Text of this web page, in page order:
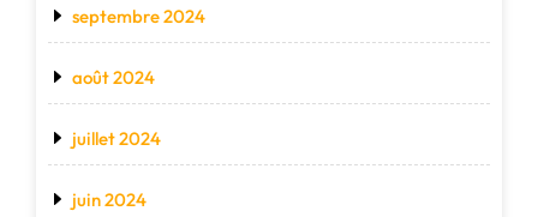
septembre 2024
août 2024
juillet 2024
juin 2024